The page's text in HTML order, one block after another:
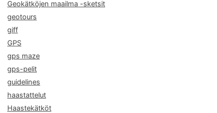
Geokätköjen maailma -sketsit
geotours
giff
GPS
gps maze
gps-pelit
guidelines
haastattelut
Haastekätköt